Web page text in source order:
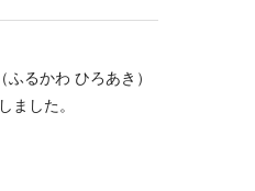
るかわ ひろあき）
ました。